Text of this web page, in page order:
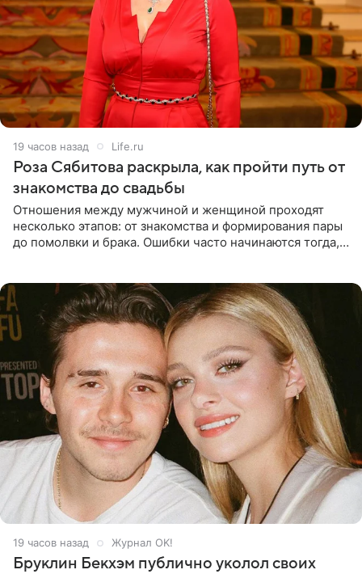
19 часов назад Life.ru
Роза Сябитова раскрыла, как пройти путь от
знакомства до свадьбы
Отношения между мужчиной и женщиной проходят
несколько этапов: от знакомства и формирования пары
до помолвки и брака. Ошибки часто начинаются тогда,
19 часов назад Журнал OK!
Бруклин Бекхэм публично уколол своих